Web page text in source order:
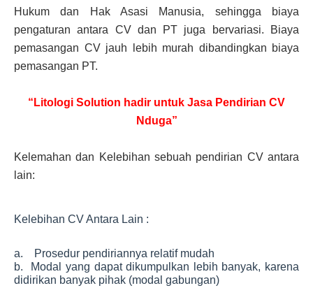
Hukum dan Hak Asasi Manusia, sehingga biaya
pengaturan antara CV dan PT juga bervariasi. Biaya
pemasangan CV jauh lebih murah dibandingkan biaya
pemasangan PT.
“Litologi Solution hadir untuk Jasa Pendirian CV
Nduga”
Kelemahan dan Kelebihan sebuah pendirian CV antara
lain:
Kelebihan CV Antara Lain :
a. Prosedur pendiriannya relatif mudah
b. Modal yang dapat dikumpulkan lebih banyak, karena
didirikan banyak pihak (modal gabungan)